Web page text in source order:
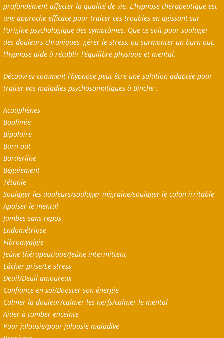
profondément affecter la qualité de vie. L’hypnose thérapeutique est
une approche efficace pour traiter ces troubles en agissant sur
l’origine psychologique des symptômes. Que ce soit pour soulager
des douleurs chroniques, gérer le stress, ou surmonter un burn-out,
l’hypnose aide à rétablir l’équilibre physique et mental.
Découvrez comment l’hypnose peut être une solution adaptée pour
traiter vos maladies psychosomatiques à Binche :
Acouphènes
Boulimie
Bipolaire
Burn out
Borderline
Bégaiement
Tétanie
Soulager les douleurs/soulager migraine/soulager le colon irritable
Apaiser le mental
Jambes sans repos
Endométriose
Fibromyalgie
Jeûne thérapeutique/Jeûne intermittent
Lâcher prise/Le stress
Deuil/Deuil amoureux
Confiance en soi/Booster son énergie
Calmer la douleur/calmer les nerfs/calmer le mental
Aider à tomber enceinte
Pour jalousie/pour jalousie maladive